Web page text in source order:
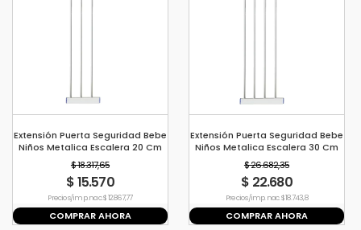
Extensión Puerta Seguridad Bebe
Niños Metalica Escalera 20 Cm
Blanco
$ 18.317,65
$ 15.570
Precio s/imp. nac. $ 12.867,77
COMPRAR AHORA
Extensión Puerta Seguridad Bebe
Niños Metalica Escalera 30 Cm
Blanco
$ 26.682,35
$ 22.680
Precio s/imp. nac. $ 18.743,8
COMPRAR AHORA